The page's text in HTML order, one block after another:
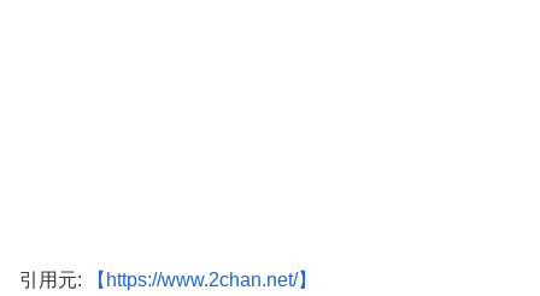
引用元: 【https://www.2chan.net/】